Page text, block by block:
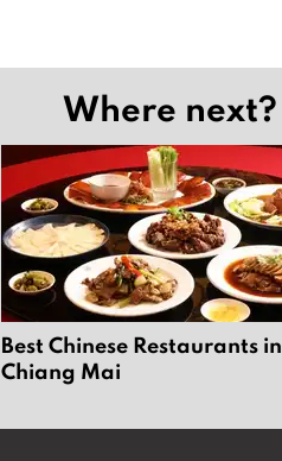
Where next?
Best Chinese Restaurants in
Chiang Mai